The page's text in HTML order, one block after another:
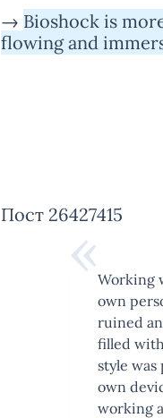
→ Bioshock is
flowing and
Пост 26427415
Working
own
ruined
filled
style
own
working